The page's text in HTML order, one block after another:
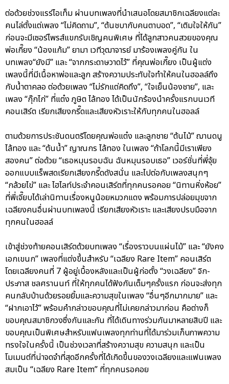
ต่อด้วยช่วงแรร์ไอเท็ม ผ่านบทเพลงที่นำเสนอโดยสมาชิกเฉลียงแต่ละ
คนไล่ตั้งแต่เพลง “ไม่คิดถาม”, “ต้นชบากับคนตาบอด”, “เติมใจให้กัน”
ก่อนจะมีเซอร์ไพรส์แขกรับเชิญคนพิเศษ ที่ได้ลูกสาวคนสวยของคุณ
พ่อเกี๊ยง “น้องแก้ม” ยามา เวทีวุฒาจารย์ มาร้องเพลงคู่กัน ใน
บทเพลง“ยังมี” และ “จากกระดาษวาดไว้” ที่คุณพ่อเกี๊ยง เป็นผู้แต่ง
เพลงนี้ที่มีเนื้อหาพ่อและลูก สร้างความประทับใจทำให้คนในฮอลล์ถึง
กับน้ำตาคลอ ต่อด้วยเพลง “ไม่รักแต่คิดถึง”, “ใจเย็นน้องชาย”, และ
เพลง “กุ๊กไก่” ที่แต๋ง ภูษิต ไล้ทอง ได้เป็นนักร้องนำครั้งแรกบนเวที
คอนเสิร์ต เรียกเสียงกรี๊ดและเสียงหัวเราะให้กับทุกคนในฮอลล์
ตามด้วยการประชันดนตรีโดยคุณพ่อแต๋ง และลูกชาย “ต้นไม้” ฌานดนู
ไล้ทอง และ “ต้นน้ำ” ญาณกร ไล้ทอง ในเพลง “ถ้าโลกนี้มีเราเพียง
สองคน” ต่อด้วย “เธอหมุนรอบฉัน ฉันหมุนรอบเธอ” เวอร์ชั่นที่พี่จุ้ย
ออกแบบแร็พสดเรียกเสียงกรี๊ดดังสนั่น และไปต่อกับเพลงสนุกๆ
“กล้วยไข่” และ ไฮไลท์ประจำคอนเสิร์ตที่ทุกคนรอคอย “นิทานหิ่งห้อย”
ที่พี่เจี๊ยบได้เล่านิทานเรื่องหนูน้อยหมวกแดง พร้อมการปล่อยมุขจาก
เฉลียงคนอื่นผ่านบทเพลงนี้ เรียกเสียงหัวเราะ และเสียงปรบมือจาก
ทุกคนในฮอลล์
เข้าสู่ช่วงท้ายคอนเสิร์ตด้วยบทเพลง “เรื่องราวบนแผ่นไม้” และ “ยังคง
เอกเขนก” เพลงที่แต่งขึ้นสำหรับ “เฉลียง Rare Item” คอนเสิร์ต
โดยเฉลียงคนที่ 7 ผู้อยู่เบื้องหลังและเป็นผู้ก่อตั้ง “วงเฉลียง” จิก-
ประภาส ชลศรานนท์ ที่ให้ทุกคนได้ฟังกันเต็มๆครั้งแรก ก่อนจะส่งทุก
คนกลับบ้านด้วยรอยยิ้มและความสุขในเพลง “อื่นๆอีกมากมาย” และ
“ฝากเอาไว้” พร้อมคำกล่าวขอบคุณที่ไม่เคยกล่าวมาก่อน คือต่างก็
ขอบคุณสมาชิกวงซึ่งกันและกัน ที่ได้เดินทางร่วมกันมาหลายสิบปี และ
ขอบคุณเป็นพิเศษสำหรับแฟนเพลงทุกท่านที่ได้มาร่วมเก็บภาพความ
ทรงใจในครั้งนี้ เป็นช่วงเวลาที่สร้างความสุข ความสนุก และเป็น
โมเมนต์ที่น่าจดจำที่สุดอีกครั้งที่ได้เกิดขึ้นของวงเฉลียงและแฟนเพลง
สมเป็น “เฉลียง Rare Item” ที่ทุกคนรอคอย